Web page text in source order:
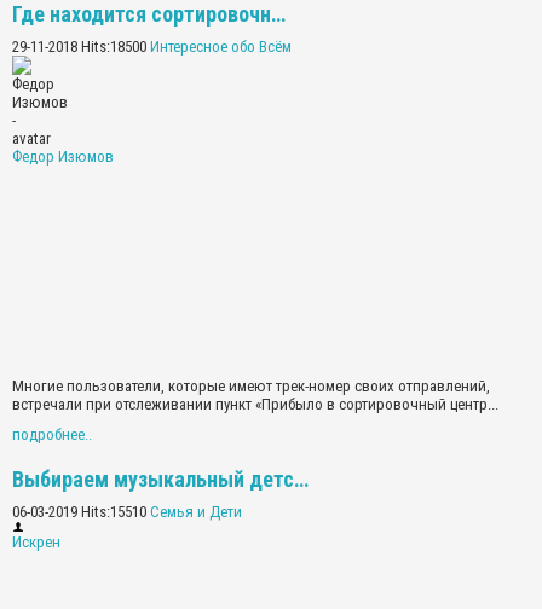
Где находится сортировочн…
29-11-2018 Hits:18500 Интересное обо Всём
Федор Изюмов
Многие пользователи, которые имеют трек-номер своих отправлений,
встречали при отслеживании пункт «Прибыло в сортировочный центр...
подробнее..
Выбираем музыкальный детс…
06-03-2019 Hits:15510 Семья и Дети
Искрен